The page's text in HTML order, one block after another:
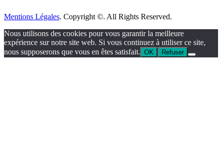
Mentions Légales. Copyright ©. All Rights Reserved.
Nous utilisons des cookies pour vous garantir la meilleure
expérience sur notre site web. Si vous continuez à utiliser ce site,
nous supposerons que vous en êtes satisfait. OK Refuser